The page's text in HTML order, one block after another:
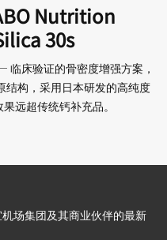
Nutrition
30s
床验证的骨密度增强方案，
结构，采用日本研发的高纯度
远超传统钙补充品。
场集团及其商业伙伴的最新